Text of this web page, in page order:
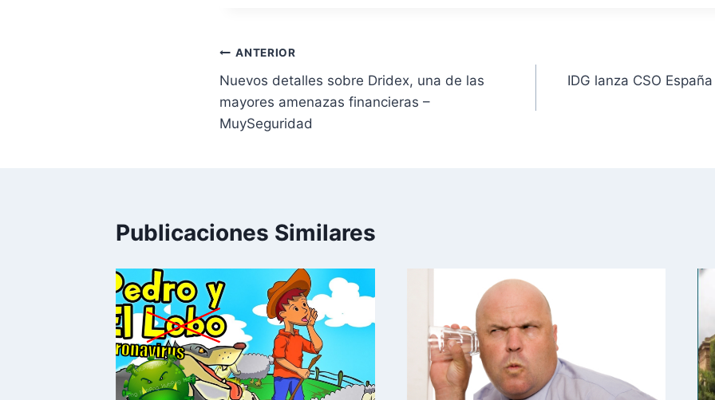
Navegación
de
entradas
ANTERIOR
Nuevos detalles sobre Dridex, una de las
mayores amenazas financieras –
MuySeguridad
IDG lanza CSO
Publicaciones Similares